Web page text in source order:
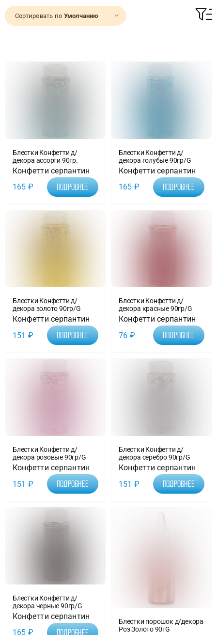
Доставка
Отзывы
Политика конфиденциальности
Сортировать по Умолчанию
Блестки Конфетти д/
декора ассорти 90гр.
Конфетти серпантин
165 ₽ Подробнее
Блестки Конфетти д/
декора голубые 90гр/G
Конфетти серпантин
165 ₽ Подробнее
Блестки Конфетти д/
декора золото 90гр/G
Конфетти серпантин
151 ₽ Подробнее
Блестки Конфетти д/
декора красные 90гр/G
Конфетти серпантин
76 ₽ Подробнее
Блестки Конфетти д/
декора розовые 90гр/G
Конфетти серпантин
151 ₽ Подробнее
Блестки Конфетти д/
декора серебро 90гр/G
Конфетти серпантин
151 ₽ Подробнее
Блестки Конфетти д/
декора черные 90гр/G
Конфетти серпантин
165 ₽ Подробнее
Блестки порошок д/декора
Роз Золото 90гG